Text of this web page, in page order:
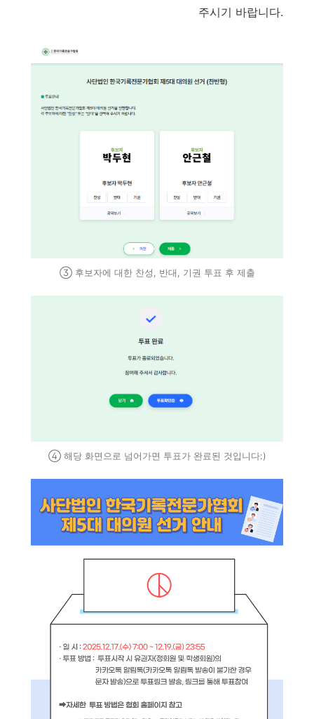
주시기 바랍니다.
③ 후보자에 대한 찬성, 반대, 기권 투표 후 제출
④ 해당 화면으로 넘어가면 투표가 완료된 것입니다:)